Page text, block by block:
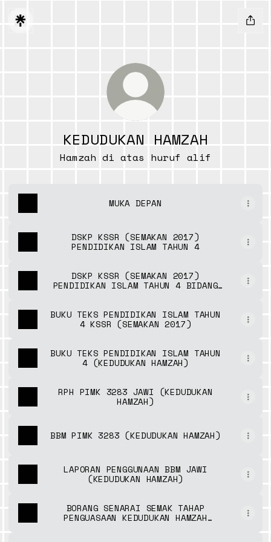
KEDUDUKAN HAMZAH
Hamzah di atas huruf alif
MUKA DEPAN
DSKP KSSR (SEMAKAN 2017)
PENDIDIKAN ISLAM TAHUN 4
DSKP KSSR (SEMAKAN 2017)
PENDIDIKAN ISLAM TAHUN 4 BIDANG
BUKU TEKS PENDIDIKAN ISLAM TAHUN
4 KSSR (SEMAKAN 2017)
BUKU TEKS PENDIDIKAN ISLAM TAHUN
4 (KEDUDUKAN HAMZAH)
RPH PIMK 3283 JAWI (KEDUDUKAN
HAMZAH)
BBM PIMK 3283 (KEDUDUKAN HAMZAH)
LAPORAN PENGGUNAAN BBM JAWI
(KEDUDUKAN HAMZAH)
BORANG SENARAI SEMAK TAHAP
PENGUASAAN KEDUDUKAN HAMZAH